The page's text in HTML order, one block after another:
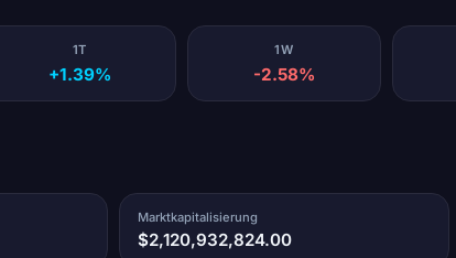
1T
+1.39%
1W
-2.58%
Marktkapitalisierung
$2,120,932,824.00